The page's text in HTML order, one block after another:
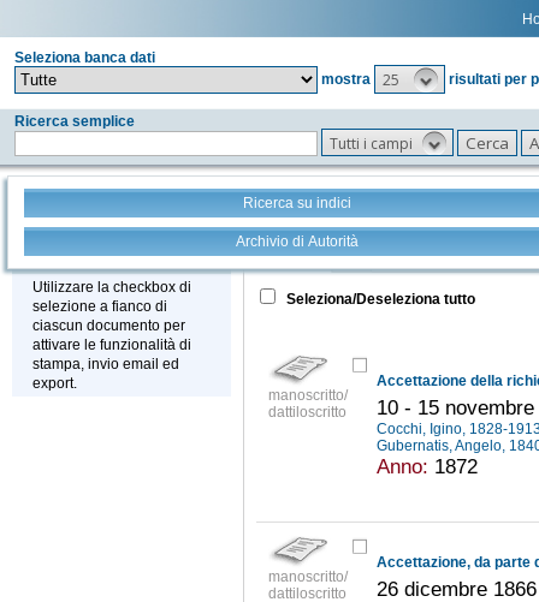
Seleziona banca dati
mostra
25 risultati per
Ricerca semplice
Tutti i campi
Ricerca su indici
Archivio di Autorità
Stampa - Email - Export
Utilizzare la checkbox di
selezione a fianco di
ciascun documento per
attivare le funzionalità di
stampa, invio email ed
export.
Tutto +
Seleziona/Deseleziona tutto
manoscritto/
dattiloscritto
10 - 15 novembre
Cocchi, Igino, 1828-
Gubernatis, Angelo,
Anno: 1872
manoscritto/
dattiloscritto
26 dicembre